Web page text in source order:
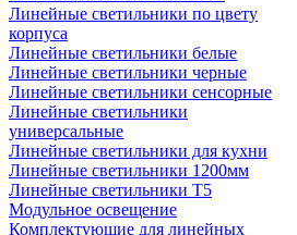
Линейные светильники по цвету
корпуса
Линейные светильники белые
Линейные светильники черные
Линейные светильники сенсорные
Линейные светильники
универсальные
Линейные светильники для кухни
Линейные светильники 1200мм
Линейные светильники Т5
Модульное освещение
Комплектующие для линейных